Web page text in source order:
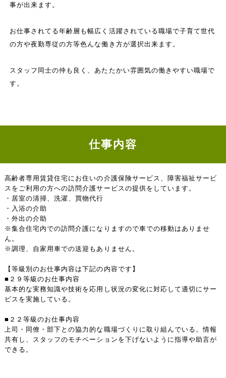
事が出来ます。
お仕事されてる年齢層も幅広く活躍されている職場で子育て世代
の方や夜勤専従の方等色んな働き方が選択出来ます。
スタッフ同士の仲も良く、あたたかい雰囲気の働きやすい職場で
す。
仕事内容
高齢者専用賃貸住宅にお住いの介護保険サービス、障害福祉サービ
スをご利用の方への訪問介護サービスの提供をしています。
・居室の清掃、洗濯、買物代行
・入浴の介助
・外出の介助
※集合住宅内での訪問介護になりますので車での移動はありませ
ん。
※調理、自家用車での送迎もありません。
【等級別のお仕事内容は下記の内容です】
■２９等級のお仕事内容
基本的な実務知識や技術を応用し状況の変化に対応して適切にサー
ビスを実施している。
■２２等級のお仕事内容
上司・同僚・部下との協力的な職場づくりに取り組んでいる。情報
共有し、スタッフのモチベーションを下げないように指導や助言が
できる。